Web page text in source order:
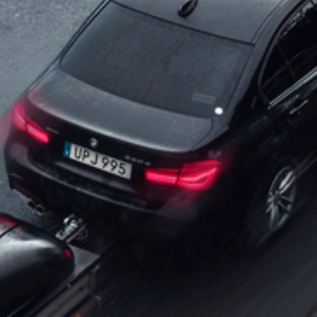
flexibilitet vid lastning. Anpassa släpet efter
dina behov med nätgrind,
förhöjningslämmar, kapell eller andra
tillbehör från vårt breda sortiment. Vagnen på